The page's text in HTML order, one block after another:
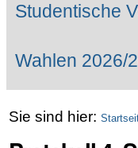
Studentische
Wahlen 2026/
Sie sind hier: